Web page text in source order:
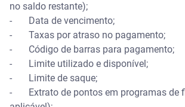
no saldo restante);
- Data de vencimento;
- Taxas por atraso no pagamento;
- Código de barras para pagamento;
- Limite utilizado e disponível;
- Limite de saque;
- Extrato de pontos em programas de